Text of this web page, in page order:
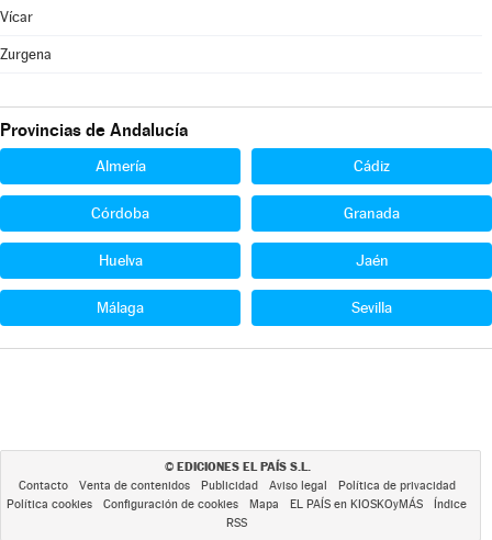
Vícar
Zurgena
Provincias de Andalucía
Almería Cádiz
Córdoba Granada
Huelva Jaén
Málaga Sevilla
© EDICIONES EL PAÍS S.L.
Contacto Venta de contenidos Publicidad Aviso legal
Política de privacidad
Política cookies
Configuración de cookies Mapa EL PAÍS en KIOSKOyMÁS
Índice
RSS